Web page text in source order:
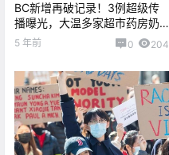
BC新增再破记录！3例超级传
播曝光，大温多家超市药房奶
茶店爆毒
5 年前 0 204